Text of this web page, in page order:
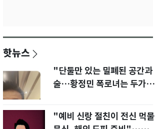
핫뉴스
"단둘만 있는 밀폐된 공간과
술…황정민 폭로녀는 두가지
"예비 신랑 절친이 전신 먹물